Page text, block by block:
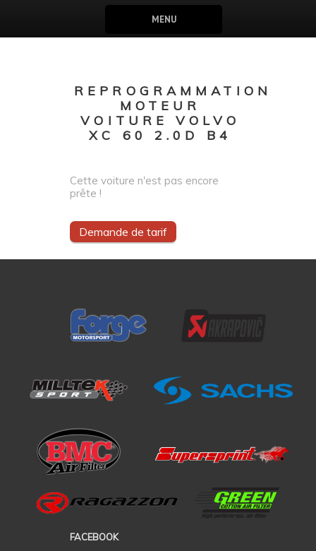
MENU
REPROGRAMMATION
MOTEUR
VOITURE VOLVO
XC 60 2.0D B4
Cette voiture n'est pas encore
prête !
Demande de tarif
FACEBOOK